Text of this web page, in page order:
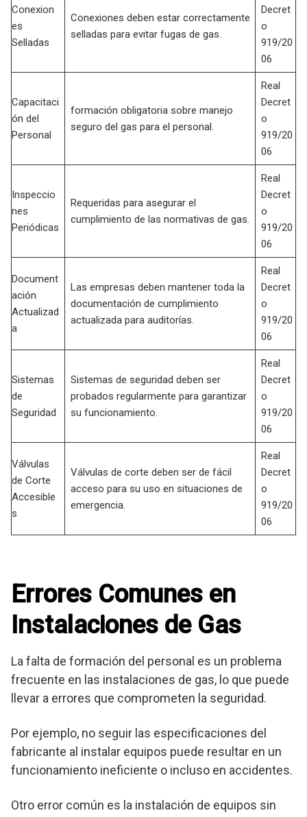
Conexion
es
Selladas
Conexiones deben estar correctamente
selladas para evitar fugas de gas.
Decret
o
919/20
06
Capacitaci
ón del
Personal
formación obligatoria sobre manejo
seguro del gas para el personal.
Real
Decret
o
919/20
06
Inspeccio
nes
Periódicas
Requeridas para asegurar el
cumplimiento de las normativas de gas.
Real
Decret
o
919/20
06
Document
ación
Actualizad
a
Las empresas deben mantener toda la
documentación de cumplimiento
actualizada para auditorías.
Real
Decret
o
919/20
06
Sistemas
de
Seguridad
Sistemas de seguridad deben ser
probados regularmente para garantizar
su funcionamiento.
Real
Decret
o
919/20
06
Válvulas
de Corte
Accesible
s
Válvulas de corte deben ser de fácil
acceso para su uso en situaciones de
emergencia.
Real
Decret
o
919/20
06
Errores Comunes en
Instalaciones de Gas
La falta de formación del personal es un problema
frecuente en las instalaciones de gas, lo que puede
llevar a errores que comprometen la seguridad.
Por ejemplo, no seguir las especificaciones del
fabricante al instalar equipos puede resultar en un
funcionamiento ineficiente o incluso en accidentes.
Otro error común es la instalación de equipos sin